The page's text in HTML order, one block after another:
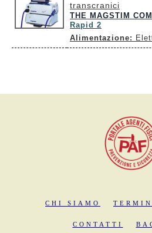
transcranici
THE MAGSTIM
Rapid 2
Alimentazione:
CHI SIAMO
CONTATTI